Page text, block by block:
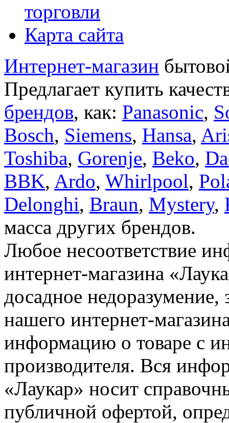
торговли
Карта сайта
Интернет-магазин
Предлагает купить
брендов, как: Panasonic,
Bosch, Siemens, Hansa,
Toshiba, Gorenje, Beko,
BBK, Ardo, Whirlpool,
Delonghi, Braun, Mystery,
масса других брендов.
Любое несоответствие
интернет-магазина
досадное недоразумение,
нашего интернет-
информацию о товаре с
производителя. Вся
«Лаукар» носит
публичной офертой,